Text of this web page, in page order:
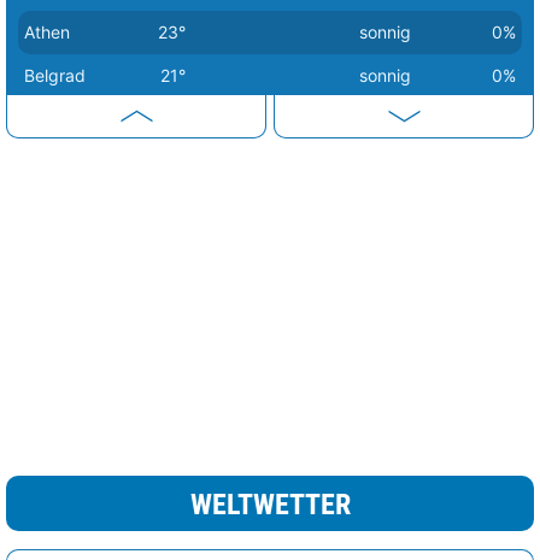
Athen 23° sonnig 0%
Belgrad 21° sonnig 0%
sonnig
Schneeregen
Kopenhagen 10° heiter 20%
WELTWETTER